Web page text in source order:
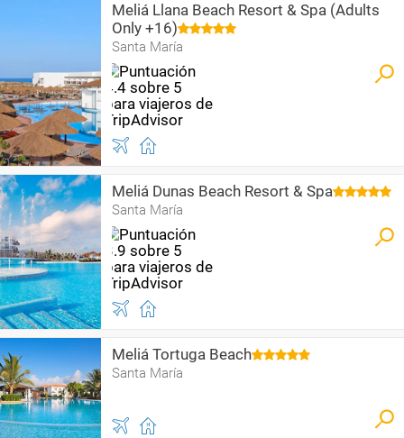
Meliá Llana Beach Resort & Spa (Adults
Only +16)
Santa María
Meliá Dunas Beach Resort & Spa
Santa María
Meliá Tortuga Beach
Santa María